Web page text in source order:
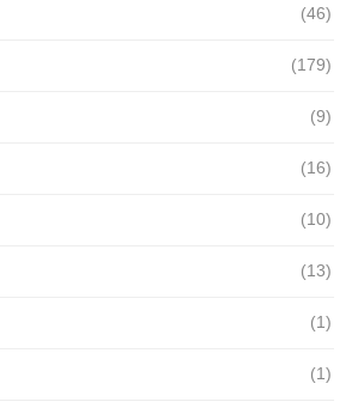
(46)
(179)
(9)
(16)
(10)
(13)
(1)
(1)